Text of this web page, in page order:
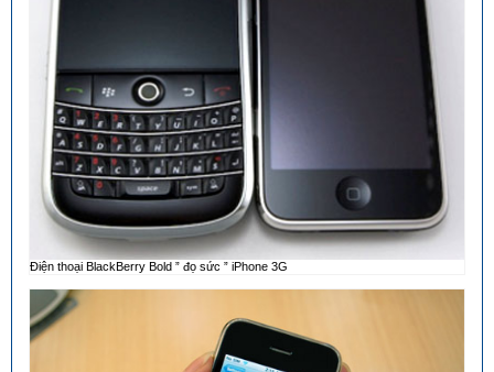
Điện thoại BlackBerry Bold ” đọ sức ” iPhone 3G